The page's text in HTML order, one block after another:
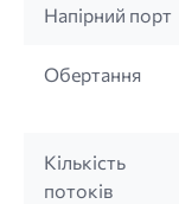
Напірний порт
Обертання
Кількість
потоків